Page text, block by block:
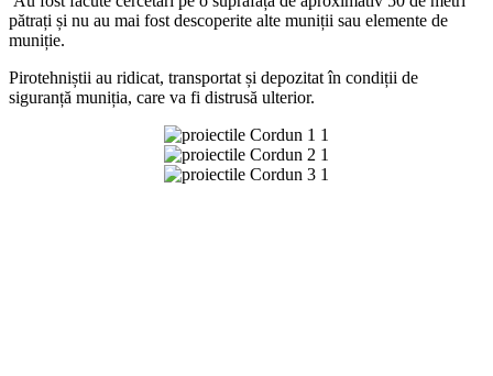
pătrați și nu au mai fost descoperite alte muniții sau elemente de
muniție.
Pirotehniștii au ridicat, transportat și depozitat în condiții de
siguranță muniția, care va fi distrusă ulterior.